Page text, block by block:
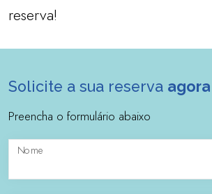
reserva!
Solicite a sua reserva
Preencha o formulário abaixo
Nome